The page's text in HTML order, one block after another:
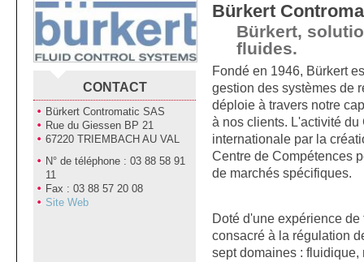
CONTACT
Bürkert Contromatic SAS
Rue du Giessen BP 21
67220 TRIEMBACH AU VAL
N° de téléphone : 03 88 58 91
11
Fax : 03 88 57 20 08
Site Web
Bürkert
Bürkert,
fluides.
Fondé en 1946, Bürkert
gestion des systèmes de
déploie à travers notre
à nos clients. L'activité
internationale par la
Centre de Compétences
de marchés spécifiques.
Doté d'une expérience
consacré à la régulation
sept domaines :